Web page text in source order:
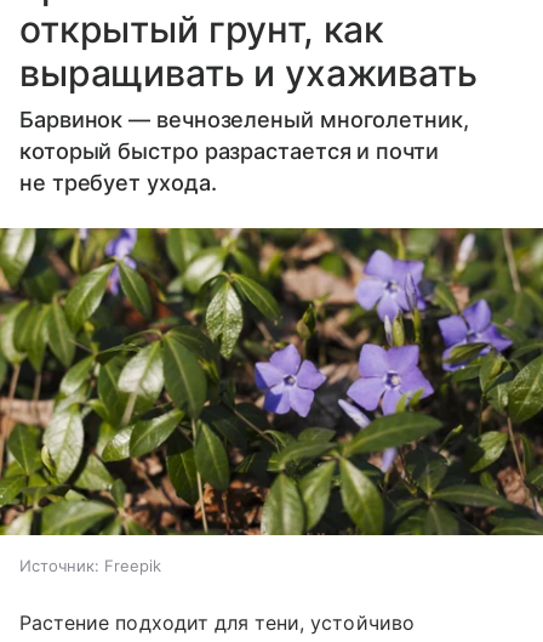
открытый грунт, как
выращивать и ухаживать
Барвинок — вечнозеленый многолетник,
который быстро разрастается и почти
не требует ухода.
Источник: Freepik
Растение подходит для тени, устойчиво